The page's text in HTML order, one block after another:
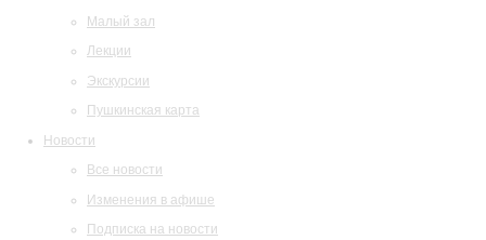
Малый зал
Лекции
Экскурсии
Пушкинская карта
Новости
Все новости
Изменения в афише
Подписка на новости